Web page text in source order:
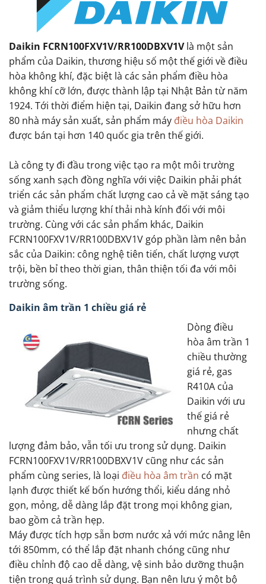
Daikin FCRN100FXV1V/RR100DBXV1Vlà một sản
phẩm của Daikin, thương hiệu số một thế giới về điều
hòa không khí, đặc biệt là các sản phẩm điều hòa
không khí cỡ lớn, được thành lập tại Nhật Bản từ năm
1924. Tới thời điểm hiện tại, Daikin đang sở hữu hơn
80 nhà máy sản xuất, sản phẩm máy điều hòa Daikin
được bán tại hơn 140 quốc gia trên thế giới.
Là công ty đi đầu trong việc tạo ra một môi trường
sống xanh sạch đồng nghĩa với việc Daikin phải phát
triển các sản phẩm chất lượng cao cả về mặt sáng tạo
và giảm thiểu lượng khí thải nhà kính đối với môi
trường. Cùng với các sản phẩm khác, Daikin
FCRN100FXV1V/RR100DBXV1V góp phần làm nên bản
sắc của Daikin: công nghệ tiên tiến, chất lượng vượt
trội, bền bỉ theo thời gian, thân thiện tối đa với môi
trường sống.
Daikin âm trần 1 chiều giá rẻ
Dòng điều
hòa âm trần 1
chiều thường
giá rẻ, gas
R410A của
Daikin với ưu
thế giá rẻ
nhưng chất
lượng đảm bảo, vẫn tối ưu trong sử dụng. Daikin
FCRN100FXV1V/RR100DBXV1V cũng như các sản
phẩm cùng series, là loại điều hòa âm trần có mặt
lạnh được thiết kế bốn hướng thổi, kiểu dáng nhỏ
gọn, mỏng, dễ dàng lắp đặt trong mọi không gian,
bao gồm cả trần hẹp.
Máy được tích hợp sẵn bơm nước xả với mức nâng lên
tới 850mm, có thể lắp đặt nhanh chóng cũng như
điều chỉnh độ cao dễ dàng, vệ sinh bảo dưỡng thuận
tiện trong quá trình sử dụng. Bạn nên lưu ý một bộ